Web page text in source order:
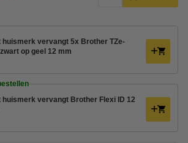
huismerk vervangt 5x Brother TZe-
op geel 12 mm
vervangt Brother Flexi ID 12